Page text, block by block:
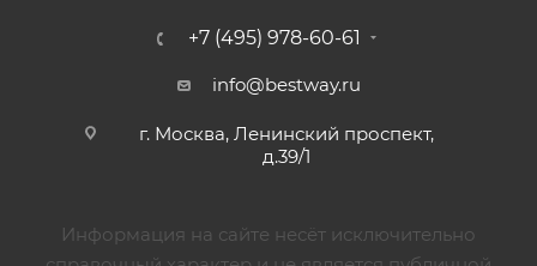
+7 (495) 978-60-61
info@bestway.ru
г. Москва, Ленинский проспект,
д.39/1
Информация на сайте несёт исключительно